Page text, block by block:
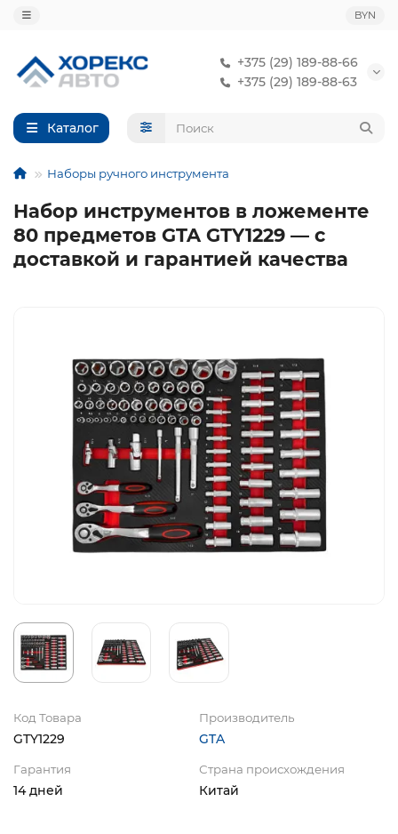
BYN
+375 (29) 189-88-66
+375 (29) 189-88-63
Каталог
Наборы ручного инструмента
Набор инструментов в ложементе
80 предметов GTA GTY1229 — с
доставкой и гарантией качества
Код Товара
GTY1229
Производитель
GTA
Гарантия
14 дней
Страна происхождения
Китай